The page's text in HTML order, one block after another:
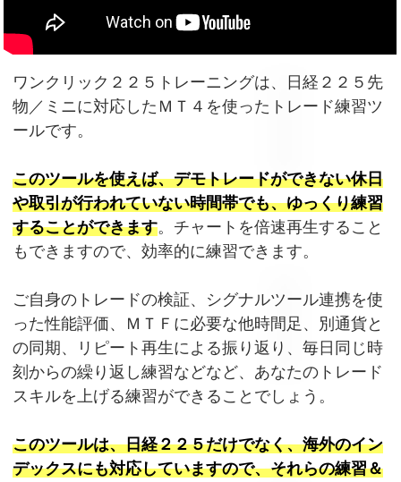
ワンクリック２２５トレーニングは、日経２２５先
物／ミニに対応したＭＴ４を使ったトレード練習ツ
ールです。
このツールを使えば、デモトレードができない休日
や取引が行われていない時間帯でも、ゆっくり練習
することができます。チャートを倍速再生すること
もできますので、効率的に練習できます。
ご自身のトレードの検証、シグナルツール連携を使
った性能評価、ＭＴＦに必要な他時間足、別通貨と
の同期、リピート再生による振り返り、毎日同じ時
刻からの繰り返し練習などなど、あなたのトレード
スキルを上げる練習ができることでしょう。
このツールは、日経２２５だけでなく、海外のイン
デックスにも対応していますので、それらの練習＆